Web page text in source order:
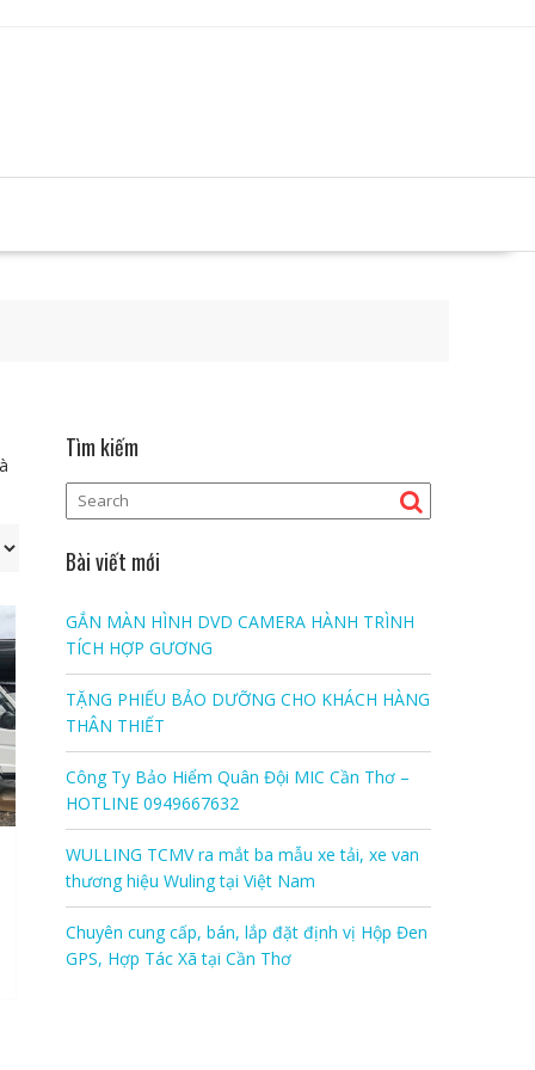
Tìm kiếm
Bài viết mới
GẮN MÀN HÌNH DVD CAMERA HÀNH TRÌNH
TÍCH HỢP GƯƠNG
TẶNG PHIẾU BẢO DƯỠNG CHO KHÁCH HÀNG
THÂN THIẾT
Công Ty Bảo Hiểm Quân Đội MIC Cần Thơ –
HOTLINE 0949667632
WULLING TCMV ra mắt ba mẫu xe tải, xe van
thương hiệu Wuling tại Việt Nam
Chuyên cung cấp, bán, lắp đặt định vị Hộp Đen
GPS, Hợp Tác Xã tại Cần Thơ